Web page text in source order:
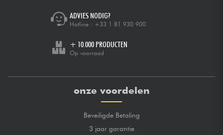
ADVIES NODIG?
Hotline : +33 1 81 930 900
+ 10.000 PRODUCTEN
Op voorraad
onze voordelen
Beveiligde Betaling
3 jaar garantie